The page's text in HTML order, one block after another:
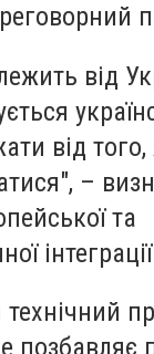
від
від
–
та
позбавляє